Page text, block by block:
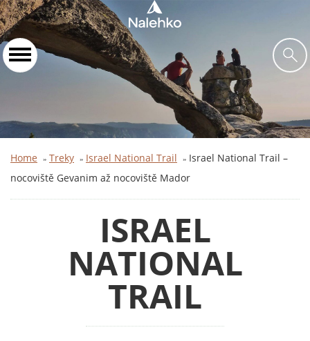
Home » Treky » Israel National Trail » Israel National Trail –
nocoviště Gevanim až nocoviště Mador
ISRAEL
NATIONAL
TRAIL